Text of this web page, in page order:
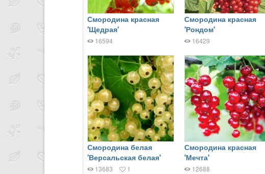
Смородина красная
'Щедрая'
16594
Смородина красная
'Рондом'
16429
Смородина белая
'Версальская белая'
13683 1
Смородина красная
'Мечта'
12688